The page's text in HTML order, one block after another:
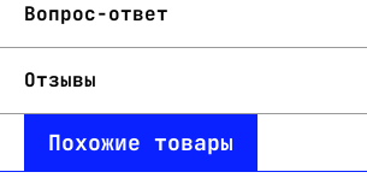
Вопрос-ответ
Отзывы
Похожие товары